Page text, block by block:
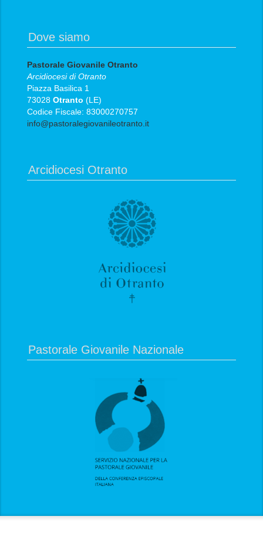
Dove siamo
Pastorale Giovanile Otranto
Arcidiocesi di Otranto
Piazza Basilica 1
73028Otranto (LE)
Codice Fiscale: 83000270757
info@pastoralegiovanileotranto.it
Arcidiocesi Otranto
Pastorale Giovanile Nazionale